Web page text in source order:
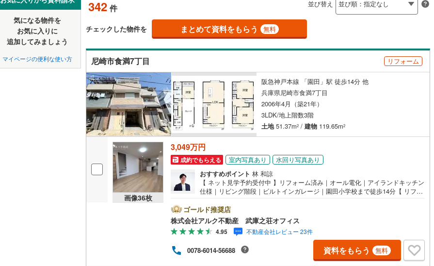
気になる物件を
お気に入りに
追加してみましょう
マイページの便利な使い方
342 件 並び替え
チェックした物件を まとめて資料をもらう 無料
尼崎市食満7丁目 リフォーム
阪急神戸本線 「園田」駅 徒歩14分 他
兵庫県尼崎市食満7丁目
2006年4月（築21年）
3LDK/地上階数3階
土地51.37m2 / 建物 119.65m2
画像36枚
3,049万円
成約でもらえる 室内写真あり
水回り写真あり
おすすめポイント 林 和諒
【 ネット見学予約受付中 】リフォーム済み｜オール電化｜アイランドキッチン
仕様｜リビング階段｜ビルトインガレージ｜園田小学校まで徒歩14分【 リフォ
イレ新品/洗面台新品＜内装＞クロス張替え/フローリング上張り/網戸貼替え/室
内クリーニング/クッションフロア張替え/白蟻点検/建具交換【 周辺環境 】園田
小学校:徒歩13分（1071m）園田中学校:徒歩11分（904m）マルアイ 尼崎小中島
店:徒歩9分（696m）【 アルク不動産について 】当社は阪急武庫之荘駅より北
側徒歩2分の立地に店舗を構えております。掲載中の物件に限らず、阪神間エリ
アを中心に幅広い物件をご紹介可能です。キッズスペースやおむつ替えスペー
スも完備しており、お子さま連れでも安心してご来店いただけます。住宅ロー
ゴールド推奨店
株式会社アルク不動産 武庫之荘オフィス
4.95 不動産会社レビュー 23件
0078-6014-56688 資料をもらう 無料
近畿 大阪 兵庫
中国 鳥取 島根 岡山 広島 山口
四国 徳島 香川 愛媛 高知
九州・沖縄 福岡 佐賀 長崎
該当物件0 件 この条件で検索する
相生市(9)
加古川市(49)
宝塚市(145) 三木市(7)
川西市(109) 小野市(1)
加西市 (3 丹波篠山市
丹波市( 南あわじ市
淡路市(2) 宍粟市(5
たつの市
加古郡稲美町(1) 加古郡播磨町
神崎郡福崎町(2) 神崎郡神河町 ( 0)
美方郡新温泉町( 0)
該当物件0 件 この条件で検索する
該当物件0 件 この条件で検索する
阪急甲陽線(84) 阪急宝塚本線(214)
阪神武庫川線(46)
神戸電鉄有馬線(61) 神戸電鉄三田線(46)
神戸電鉄公園都市線(8) 山陽電鉄本線(498)
神戸高速線（東西線） ( 39) 神戸高速線（南北線）
神戸市営地下鉄北神線( ) 神戸新交通六甲アイランド線
智頭急行(1) 京都丹後鉄道宮豊線
該当物件0 件 この条件で検索する
該当物件0 件 この条件で検索する
（128）
防犯カメラ（ 1）
（46）
二世帯向け（ 7） 平屋・1階建て（
サービスルーム（納戸）
（54 ）
立地
最寄りの駅が始発駅（31） 海まで2km以内
配置、向き、建ち方、日当たり
平坦地（147）
該当物件0 件 この条件で検索する
保存した条件を見る
マイページ